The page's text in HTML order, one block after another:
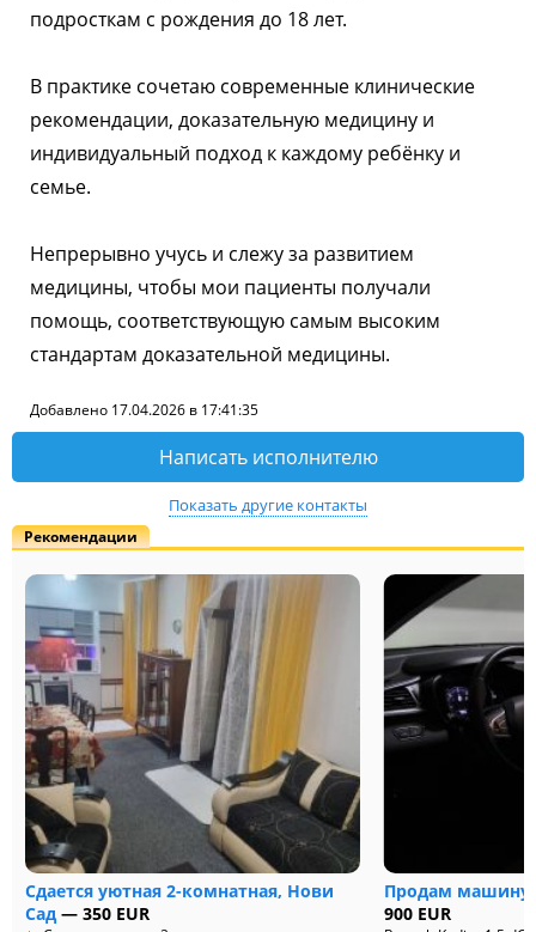
подросткам с рождения до 18 лет.
В практике сочетаю современные клинические
рекомендации, доказательную медицину и
индивидуальный подход к каждому ребёнку и
семье.
Непрерывно учусь и слежу за развитием
медицины, чтобы мои пациенты получали
помощь, соответствующую самым высоким
стандартам доказательной медицины.
Добавлено 17.04.2026 в 17:41:35
Написать исполнителю
Показать другие контакты
Рекомендации
Сдается уютная 2-комнатная, Нови
Сад— 350 EUR
Продам машину
900 EUR